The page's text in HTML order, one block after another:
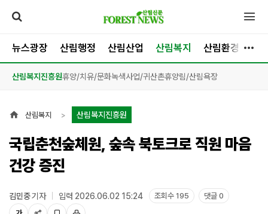
뉴스광장 산림행정 산림산업 산림복지 산림환경 목
산림복지진흥원휴양/치유/문화녹색사업/귀산촌휴양림/산림욕장
산림복지 산림복지진흥원
국립춘천숲체원, 숲속 북토크로 직원 마음
건강 증진
김민중기자 입력 2026.06.02 15:24 조회수 195
댓글 0